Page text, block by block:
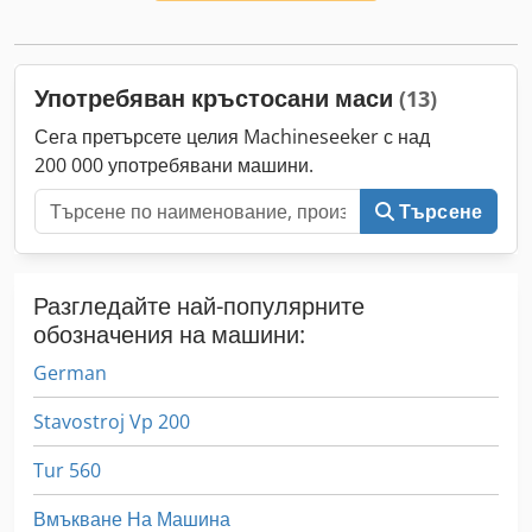
Употребяван кръстосани маси (13)
Сега претърсете целия Machineseeker с над
200 000 употребявани машини.
Търсене
Разгледайте най-популярните
обозначения на машини:
German
Stavostroj Vp 200
Tur 560
Вмъкване На Машина